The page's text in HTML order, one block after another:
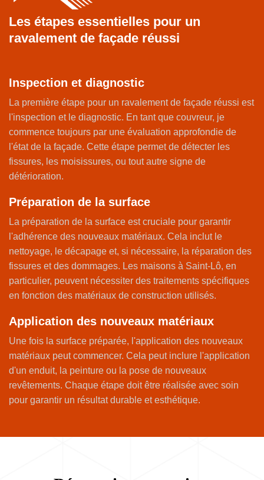
Les étapes essentielles pour un
ravalement de façade réussi
Inspection et diagnostic
La première étape pour un ravalement de façade réussi est
l'inspection et le diagnostic. En tant que couvreur, je
commence toujours par une évaluation approfondie de
l'état de la façade. Cette étape permet de détecter les
fissures, les moisissures, ou tout autre signe de
détérioration.
Préparation de la surface
La préparation de la surface est cruciale pour garantir
l'adhérence des nouveaux matériaux. Cela inclut le
nettoyage, le décapage et, si nécessaire, la réparation des
fissures et des dommages. Les maisons à Saint-Lô, en
particulier, peuvent nécessiter des traitements spécifiques
en fonction des matériaux de construction utilisés.
Application des nouveaux matériaux
Une fois la surface préparée, l'application des nouveaux
matériaux peut commencer. Cela peut inclure l'application
d'un enduit, la peinture ou la pose de nouveaux
revêtements. Chaque étape doit être réalisée avec soin
pour garantir un résultat durable et esthétique.